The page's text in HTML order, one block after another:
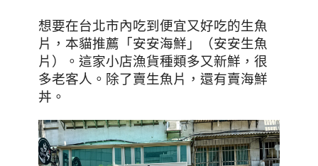
想要在台北市內吃到便宜又好吃的生魚
片，本貓推薦「安安海鮮」（安安生魚
片）。這家小店漁貨種類多又新鮮，很
多老客人。除了賣生魚片，還有賣海鮮
丼 。